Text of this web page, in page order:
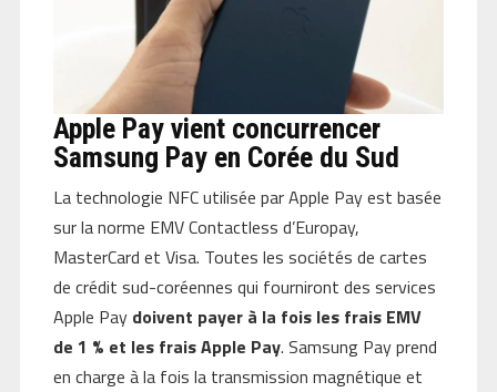
Apple Pay vient concurrencer
Samsung Pay en Corée du Sud
La technologie NFC utilisée par Apple Pay est basée
sur la norme EMV Contactless d’Europay,
MasterCard et Visa. Toutes les sociétés de cartes
de crédit sud-coréennes qui fourniront des services
Apple Pay doivent payer à la fois les frais EMV
de 1 % et les frais Apple Pay. Samsung Pay prend
en charge à la fois la transmission magnétique et